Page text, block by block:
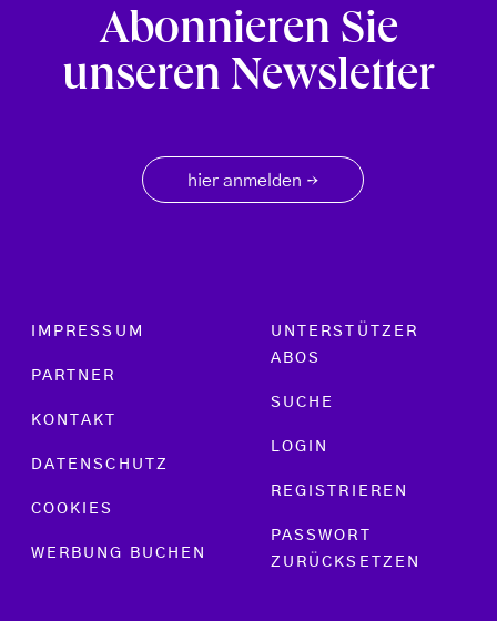
Abonnieren Sie
unseren Newsletter
hier anmelden →
Footer menu
IMPRESSUM
PARTNER
KONTAKT
DATENSCHUTZ
COOKIES
WERBUNG BUCHEN
UNTERSTÜTZER
ABOS
SUCHE
LOGIN
REGISTRIEREN
PASSWORT
ZURÜCKSETZEN